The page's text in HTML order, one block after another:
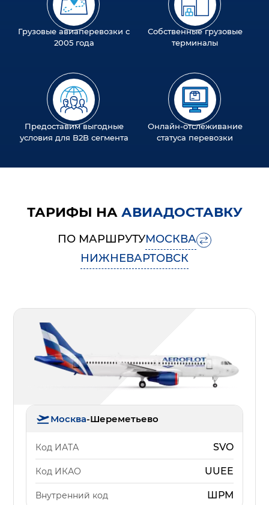
Грузовые авиаперевозки с
2005 года
Собственные грузовые
терминалы
Предоставим выгодные
условия для B2B сегмента
Онлайн-отслеживание
статуса перевозки
ТАРИФЫ НА АВИАДОСТАВКУ
ПО МАРШРУТУМОСКВА
НИЖНЕВАРТОВСК
Москва-Шереметьево
Код ИАТА SVO
Код ИКАО UUEE
Внутренний код ШРМ